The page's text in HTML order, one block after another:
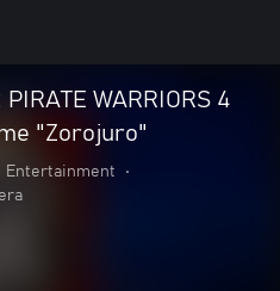
PIRATE WARRIORS 4
"Zorojuro"
Entertainment
•